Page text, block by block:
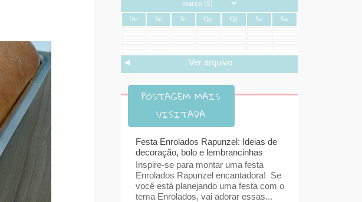
Do Se Te Qu Qt Se Sa
◄ Ver arquivo
POSTAGEM MAIS
VISITADA
Festa Enrolados Rapunzel: Ideias de
decoração, bolo e lembrancinhas
Inspire-se para montar uma festa
Enrolados Rapunzel encantadora! Se
você está planejando uma festa com o
tema Enrolados, vai adorar essas...